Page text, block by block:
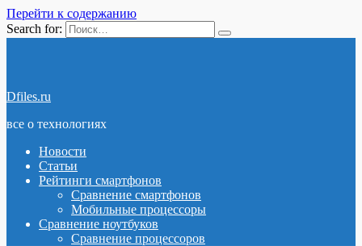
Перейти к содержанию
Search for:
Dfiles.ru
все о технологиях
Новости
Статьи
Рейтинги смартфонов
Сравнение смартфонов
Мобильные процессоры
Сравнение ноутбуков
Сравнение процессоров